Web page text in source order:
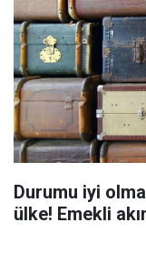
Durumu iyi
ülke! Emekli